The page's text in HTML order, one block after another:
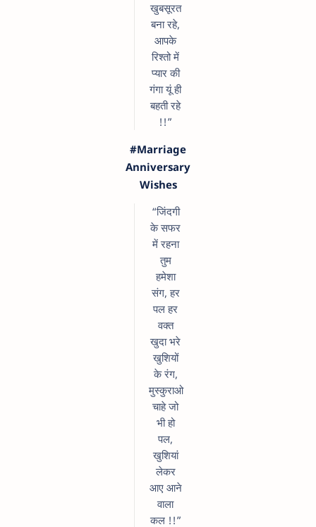
खुबसूरत
बना रहे,
आपके
रिश्तो में
प्यार की
गंगा यूं ही
बहती रहे
!!”
#Marriage
Anniversary
Wishes
“जिंदगी
के सफर
में रहना
तुम
हमेशा
संग, हर
पल हर
वक्त
खुदा भरे
खुशियों
के रंग,
मुस्कुराओ
चाहे जो
भी हो
पल,
खुशियां
लेकर
आए आने
वाला
कल !!”